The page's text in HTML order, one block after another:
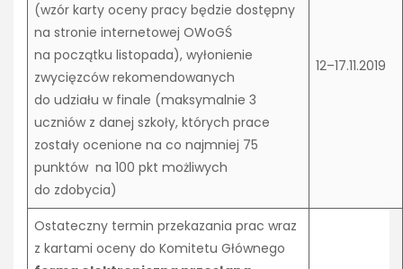
(wzór karty oceny pracy będzie dostępny
na stronie internetowej OWoGŚ
na początku listopada), wyłonienie
zwycięzców rekomendowanych
do udziału w finale (maksymalnie 3
uczniów z danej szkoły, których prace
zostały ocenione na co najmniej 75
punktów na 100 pkt możliwych
do zdobycia)
12–17.11.2019
Ostateczny termin przekazania prac wraz
z kartami oceny do Komitetu Głównego